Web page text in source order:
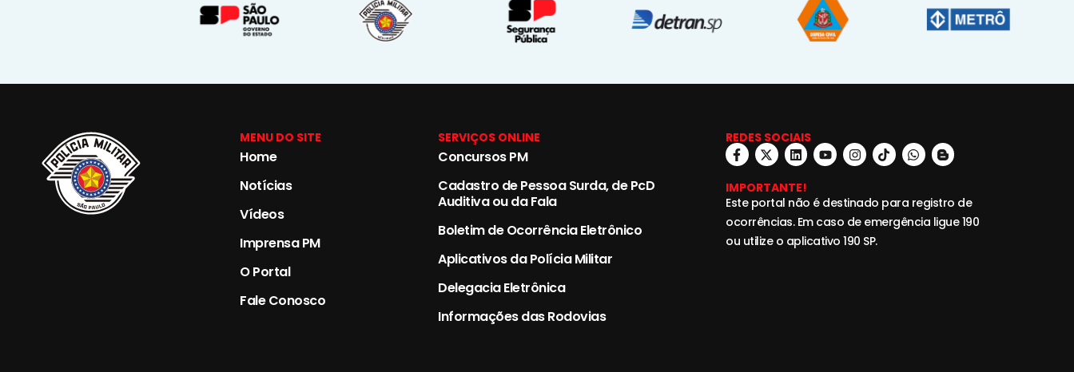
MENU DO SITE
Home
Notícias
Vídeos
Imprensa PM
O Portal
Fale Conosco
SERVIÇOS ONLINE
Concursos PM
Cadastro de Pessoa Surda, de PcD
Auditiva ou da Fala
Boletim de Ocorrência Eletrônico
Aplicativos da Polícia Militar
Delegacia Eletrônica
Informações das Rodovias
REDES SOCIAIS
IMPORTANTE!
Este portal não é destinado para registro de
ocorrências. Em caso de emergência ligue 190
ou utilize o aplicativo 190 SP.